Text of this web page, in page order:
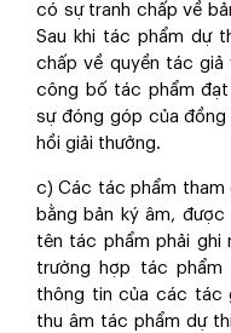
có sự tranh chấp về
Sau khi tác phẩm dự
chấp về quyền tác
công bố tác phẩm
sự đóng góp của
hồi giải thưởng.
c) Các tác phẩm tham
bằng bản ký âm,
tên tác phẩm phải ghi
trường hợp tác
thông tin của các tác
thu âm tác phẩm dự